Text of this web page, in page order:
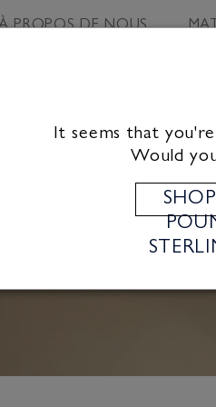
PROPOS DE NOUS
It seems that
Would